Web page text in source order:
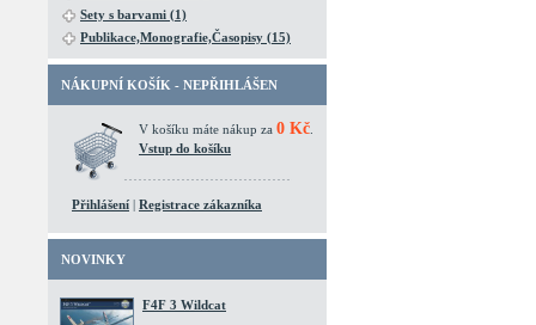
Sety s barvami (1)
Publikace,Monografie,Časopisy (15)
NÁKUPNÍ KOŠÍK - NEPŘIHLÁŠEN
V košíku máte nákup za 0 Kč
Vstup do košíku
Přihlášení | Registrace zákazníka
NOVINKY
F4F 3 Wildcat